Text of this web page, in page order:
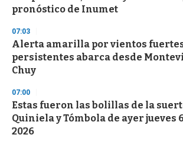
pronóstico de Inumet
07:03
Alerta amarilla por vientos
persistentes abarca desde
Chuy
07:00
Estas fueron las bolillas de la
Quiniela y Tómbola de ayer jueves
2026